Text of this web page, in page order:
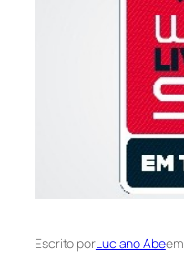
Escrito porLuciano Abeem